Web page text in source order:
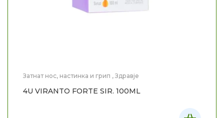
Затнат нос, настинка и грип , Здравје
4U VIRANTO FORTE SIR. 100ML